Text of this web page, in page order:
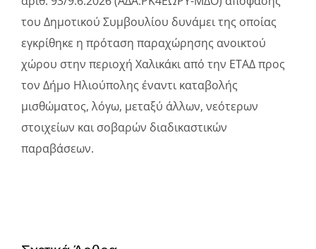
του Δημοτικού Συμβουλίου δυνάμει της οποίας
εγκρίθηκε η πρόταση παραχώρησης ανοικτού
χώρου στην περιοχή Χαλικάκι από την ΕΤΑΔ προς
τον Δήμο Ηλιούπολης έναντι καταβολής
μισθώματος, λόγω, μεταξύ άλλων, νεότερων
στοιχείων και σοβαρών διαδικαστικών
παραβάσεων.